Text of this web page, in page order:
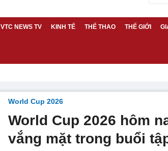
VTC NEWS TV KINH TẾ THỂ THAO THẾ GIỚI
World Cup 2026
World Cup 2026 hôm
vắng mặt trong buổi